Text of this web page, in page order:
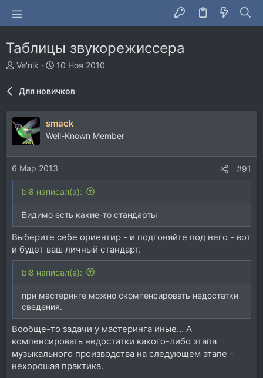
Таблицы звукорежиссера
А
о
р
т
е
Ve'nik
Д
н
а
ч
а
10 Ноя 2010
Для новичков
smack
Well-Known Member
6 Мар 2013 #91
bl8 написал(а):
Видимо есть какие-то стандарты
Выберите себе ориентир - и подгоняйте под него - вот
и будет ваш личный стандарт.
bl8 написал(а):
при мастеринге можно скомпенсировать недостатки
сведения.
Вообще-то задачи у мастеринга иные... А
компенсировать недостатки какого-либо этапа
музыкального производства на следующем этапе -
нехорошая практика.